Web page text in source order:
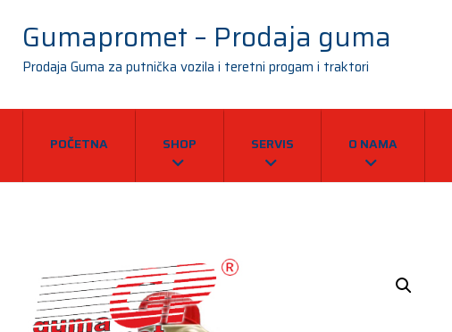
Gumapromet – Prodaja guma
Prodaja Guma za putnička vozila i teretni progam i traktori
POČETNA SHOP SERVIS O NAMA